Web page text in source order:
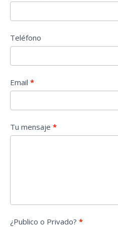
Ciudadano
Teléfono
Email *
Tu mensaje *
¿Publico o Privado? *